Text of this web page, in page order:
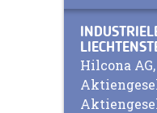
Hilcona